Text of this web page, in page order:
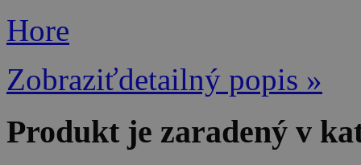
Hore
Zobraziťdetailný popis »
Produkt je zaradený v